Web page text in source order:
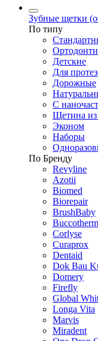
Зубные щетки
По типу
Детские
Для
Дорожные
С
Щетина
Эконом
Наборы
По Бренду
Revyline
Azotii
Biomed
Biorepair
BrushBaby
Buccotherm
Corlyse
Curaprox
Dentaid
Dok Bau
Domery
Firefly
Global
Longa Vita
Marvis
Miradent